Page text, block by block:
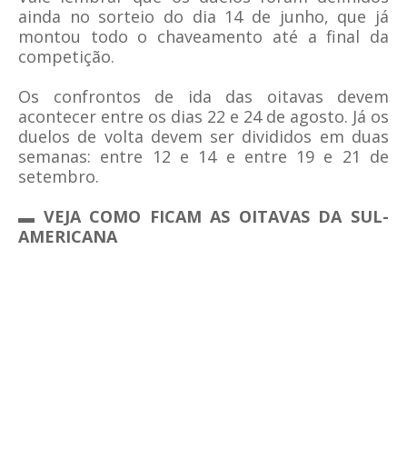
ainda no sorteio do dia 14 de junho, que já
montou todo o chaveamento até a final da
competição.
Os confrontos de ida das oitavas devem
acontecer entre os dias 22 e 24 de agosto. Já os
duelos de volta devem ser divididos em duas
semanas: entre 12 e 14 e entre 19 e 21 de
setembro.
▬ VEJA COMO FICAM AS OITAVAS DA SUL-
AMERICANA